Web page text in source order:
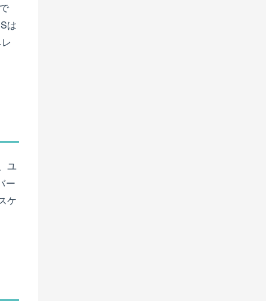
は
ユ
ー
ケ